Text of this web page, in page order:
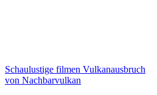
Schaulustige filmen Vulkanausbruch
von Nachbarvulkan